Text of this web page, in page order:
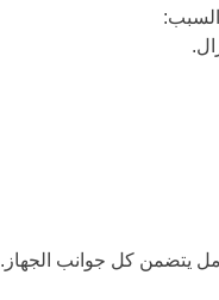
السبب:
يتضمن كل جوانب الجهاز.